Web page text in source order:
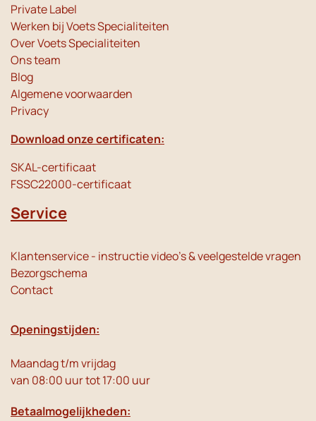
Private Label
Werken bij Voets Specialiteiten
Over Voets Specialiteiten
Ons team
Blog
Algemene voorwaarden
Privacy
Download onze certificaten:
SKAL-certificaat
FSSC22000-certificaat
Service
Klantenservice - instructie video's & veelgestelde vragen
Bezorgschema
Contact
Openingstijden:
Maandag t/m vrijdag
van 08:00 uur tot 17:00 uur
Betaalmogelijkheden: